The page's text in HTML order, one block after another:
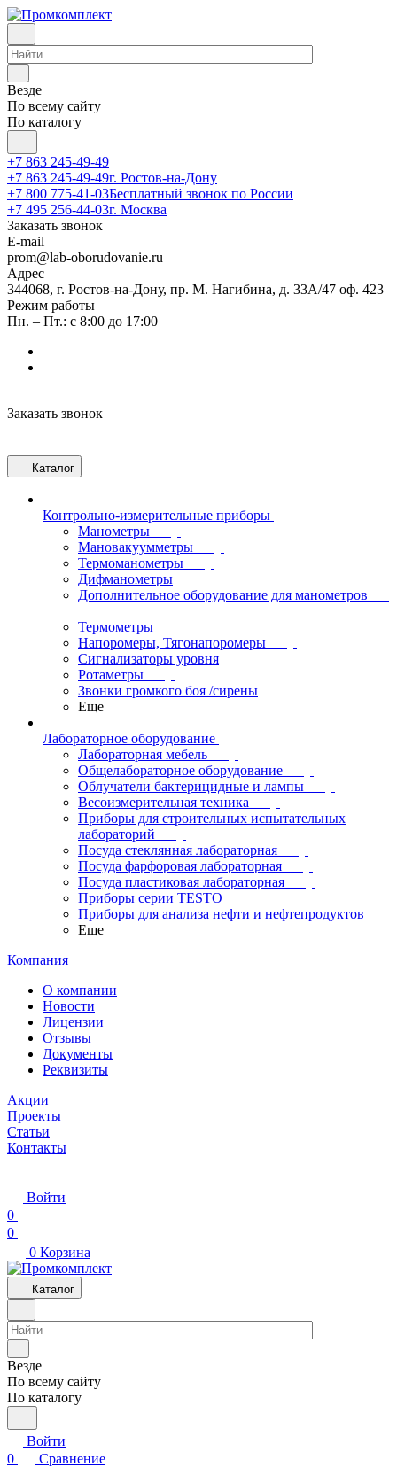
Везде
По всему сайту
По каталогу
+7 863 245-49-49
+7 863 245-49-49г. Ростов-на-Дону
+7 800 775-41-03Бесплатный звонок по России
+7 495 256-44-03г. Москва
Заказать звонок
E-mail
prom@lab-oborudovanie.ru
Адрес
344068, г. Ростов-на-Дону, пр. М. Нагибина, д. 33А/47 оф. 423
Режим работы
Пн. – Пт.: с 8:00 до 17:00
Заказать звонок
Каталог
Контрольно-измерительные приборы
Манометры
Мановакуумметры
Термоманометры
Дифманометры
Дополнительное оборудование для манометров
Термометры
Напоромеры, Тягонапоромеры
Сигнализаторы уровня
Ротаметры
Звонки громкого боя /сирены
Еще
Лабораторное оборудование
Лабораторная мебель
Общелабораторное оборудование
Облучатели бактерицидные и лампы
Весоизмерительная техника
Приборы для строительных испытательных
лабораторий
Посуда стеклянная лабораторная
Посуда фарфоровая лабораторная
Посуда пластиковая лабораторная
Приборы серии TESTO
Приборы для анализа нефти и нефтепродуктов
Еще
Компания
О компании
Новости
Лицензии
Отзывы
Документы
Реквизиты
Акции
Проекты
Статьи
Контакты
Войти
0
0
0 Корзина
Каталог
Везде
По всему сайту
По каталогу
Войти
0
Сравнение